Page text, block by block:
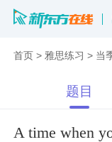
首页 >雅思练习 > 当
题目
A time when